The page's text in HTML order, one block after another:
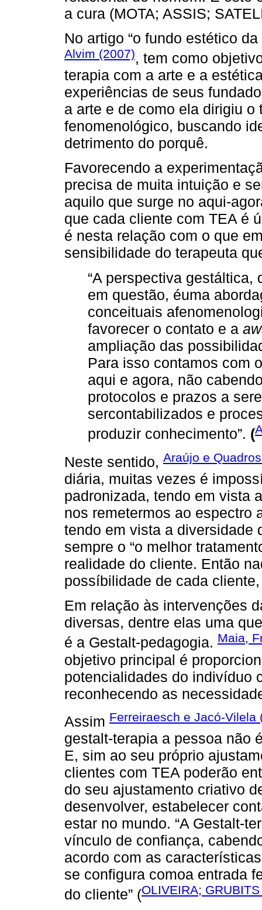
a cura (MOTA; ASSIS;
No artigo “o fundo estético
Alvim (2007), tem como
terapia com a arte e a
experiências de seus
a arte e de como ela dirigiu o
fenomenológico, buscando
detrimento do porquê.
Favorecendo a
precisa de muita intuição e
aquilo que surge no aqui-
que cada cliente com TEA é
é nesta relação com o que
sensibilidade do terapeuta
“A perspectiva
em questão, éuma
conceituais
favorecer o contato e a
ampliação das
Para isso contamos com
aqui e agora, não
protocolos e prazos a
sercontabilizados e
produzir conhecimento”. (
Neste sentido, Araújo e
diária, muitas vezes é
padronizada, tendo em vista
nos remetermos ao espectro
tendo em vista a diversidade
sempre o “o melhor
realidade do cliente. Então
possíbilidade de cada
Em relação às intervenções
diversas, dentre elas uma
é a Gestalt-pedagogia. Maia,
objetivo principal é
potencialidades do indivíduo
reconhecendo as
Assim Ferreiraesch e Jacó-Vilela
gestalt-terapia a pessoa não
E, sim ao seu próprio
clientes com TEA poderão
do seu ajustamento criativo
desenvolver, estabelecer
estar no mundo. “A Gestalt-
vínculo de confiança,
acordo com as
se configura comoa entrada
do cliente” (OLIVEIRA;